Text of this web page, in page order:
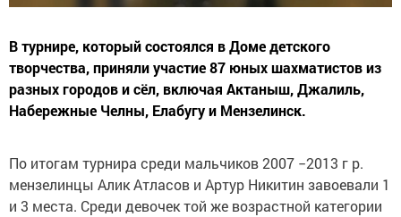
В турнире, который состоялся в Доме детского
творчества, приняли участие 87 юных шахматистов из
разных городов и сёл, включая Актаныш, Джалиль,
Набережные Челны, Елабугу и Мензелинск.
По итогам турнира среди мальчиков 2007 −2013 г р.
мензелинцы Алик Атласов и Артур Никитин завоевали 1
и 3 места. Среди девочек той же возрастной категории